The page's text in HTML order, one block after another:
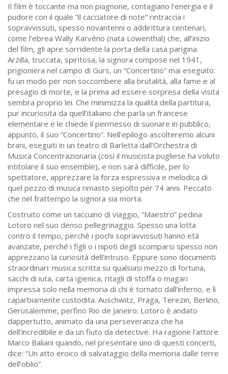
Il film è toccante ma non piagnone, contagiano l’energia e il
pudore con il quale “il cacciatore di note” rintraccia i
sopravvissuti, spesso novantenni o addirittura centenari,
come l’ebrea Wally Karvéno (nata Lowenthal) che, all’inizio
del film, gli apre sorridente la porta della casa parigina.
Arzilla, truccata, spiritosa, la signora compose nel 1941,
prigioniera nel campo di Gurs, un “Concertino” mai eseguito:
fu un modo per non soccombere alla brutalità, alla fame e al
presagio di morte, e la prima ad essere sorpresa della visita
sembra proprio lei. Che minimizza la qualità della partitura,
pur incuriosita da quell’italiano che parla un francese
elementare e le chiede il permesso di suonare in pubblico,
appunto, il suo “Concertino”. Nell’epilogo ascolteremo alcuni
brani, eseguiti in un teatro di Barletta dall’Orchestra di
Musica Concentrazionaria (così il musicista pugliese ha voluto
intitolare il suo ensemble), e non sarà difficile, per lo
spettatore, apprezzare la forza espressiva e melodica di
quel pezzo di musica rimasto sepolto per 74 anni. Peccato
che nel frattempo la signora sia morta.
Costruito come un taccuino di viaggio, “Maestro” pedina
Lotoro nel suo denso pellegrinaggio. Spesso una lotta
contro il tempo, perché i pochi sopravvissuti hanno età
avanzate, perché i figli o i nipoti degli scomparsi spesso non
apprezzano la curiosità dell’intruso. Eppure sono documenti
straordinari: musica scritta su qualsiasi mezzo di fortuna,
sacchi di iuta, carta igienica, ritagli di stoffa o magari
impressa solo nella memoria di chi è tornato dall’inferno, e lì
caparbiamente custodita. Auschwitz, Praga, Terezin, Berlino,
Gerusalemme, perfino Rio de Janeiro: Lotoro è andato
dappertutto, animato da una perseveranza che ha
dell’incredibile e da un fiuto da detective. Ha ragione l’attore
Marco Baliani quando, nel presentare uno di questi concerti,
dice: “Un atto eroico di salvataggio della memoria dalle terre
dell’oblio”.